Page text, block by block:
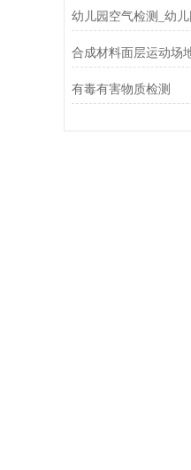
有毒有害物质检测